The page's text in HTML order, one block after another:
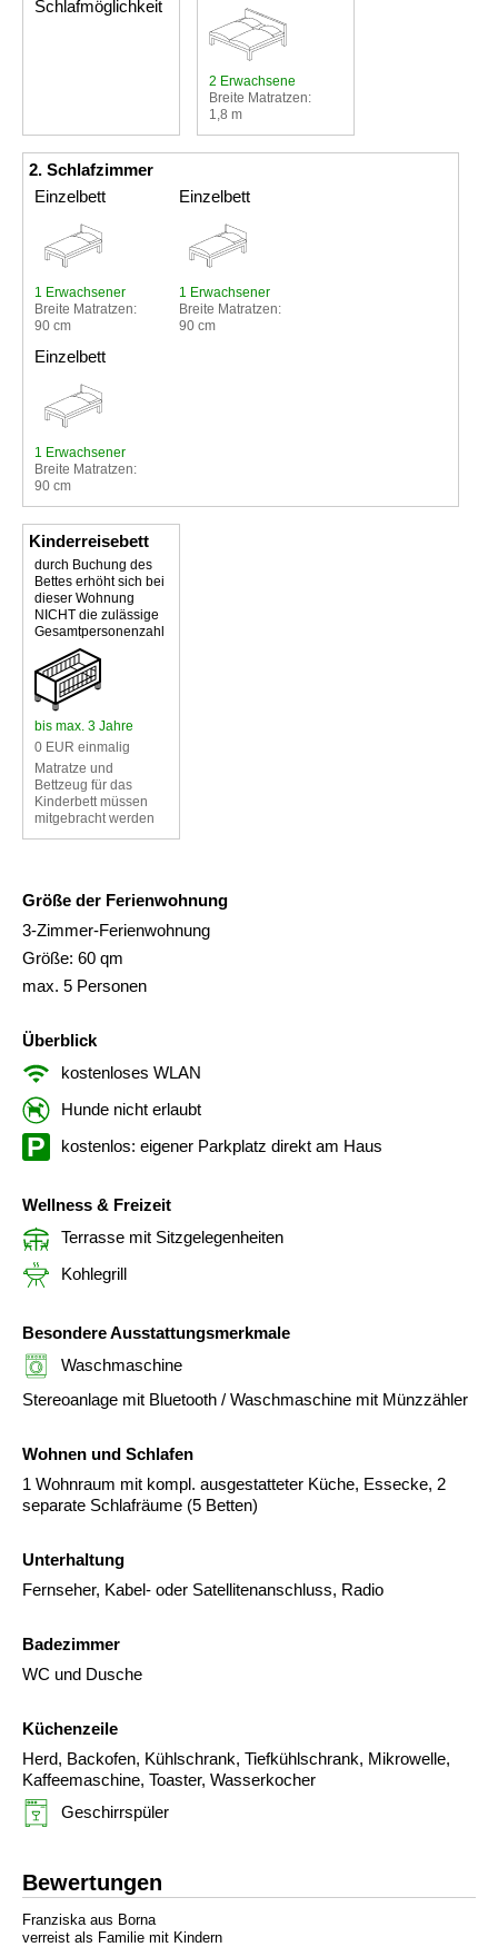
Schlafmöglichkeit
2 Erwachsene
Breite Matratzen:
1,8 m
2. Schlafzimmer
Einzelbett
1 Erwachsener
Breite Matratzen:
90 cm
Einzelbett
1 Erwachsener
Breite Matratzen:
90 cm
Einzelbett
1 Erwachsener
Breite Matratzen:
90 cm
Kinderreisebett
durch Buchung des
Bettes erhöht sich bei
dieser Wohnung
NICHT die zulässige
Gesamtpersonenzahl
bis max. 3 Jahre
0 EUR einmalig
Matratze und
Bettzeug für das
Kinderbett müssen
mitgebracht werden
Größe der Ferienwohnung
3-Zimmer-Ferienwohnung
Größe: 60 qm
max. 5 Personen
Überblick
kostenloses WLAN
Hunde nicht erlaubt
kostenlos: eigener Parkplatz direkt am Haus
Wellness & Freizeit
Terrasse mit Sitzgelegenheiten
Kohlegrill
Besondere Ausstattungsmerkmale
Waschmaschine
Stereoanlage mit Bluetooth / Waschmaschine mit Münzzähler
Wohnen und Schlafen
1 Wohnraum mit kompl. ausgestatteter Küche, Essecke, 2
separate Schlafräume (5 Betten)
Unterhaltung
Fernseher, Kabel- oder Satellitenanschluss, Radio
Badezimmer
WC und Dusche
Küchenzeile
Herd, Backofen, Kühlschrank, Tiefkühlschrank, Mikrowelle,
Kaffeemaschine, Toaster, Wasserkocher
Geschirrspüler
Bewertungen
Franziska aus Borna
verreist als Familie mit Kindern